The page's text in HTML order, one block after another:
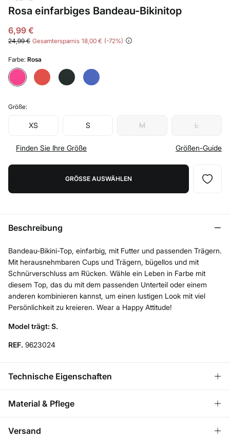
Rosa einfarbiges Bandeau-Bikinitop
6,99 €
24,99 € Gesamtersparnis 18,00 € 72
Farbe: Rosa
Größe:
XS S M L
Finden Sie Ihre Größe Größen-Guide
GRÖSSE AUSWÄHLEN
Beschreibung
Bandeau-Bikini-Top, einfarbig, mit Futter und passenden Trägern.
Mit herausnehmbaren Cups und Trägern, bügellos und mit
Schnürverschluss am Rücken. Wähle ein Leben in Farbe mit
diesem Top, das du mit dem passenden Unterteil oder einem
anderen kombinieren kannst, um einen lustigen Look mit viel
Persönlichkeit zu kreieren. Wear a Happy Attitude!
Model trägt: S.
REF. 9623024
Technische Eigenschaften
ABNEHMBARE BECHER
Ohne Tasse – natürlicher Effekt; Mit Körbchen –
Material & Pflege
Material
Versand